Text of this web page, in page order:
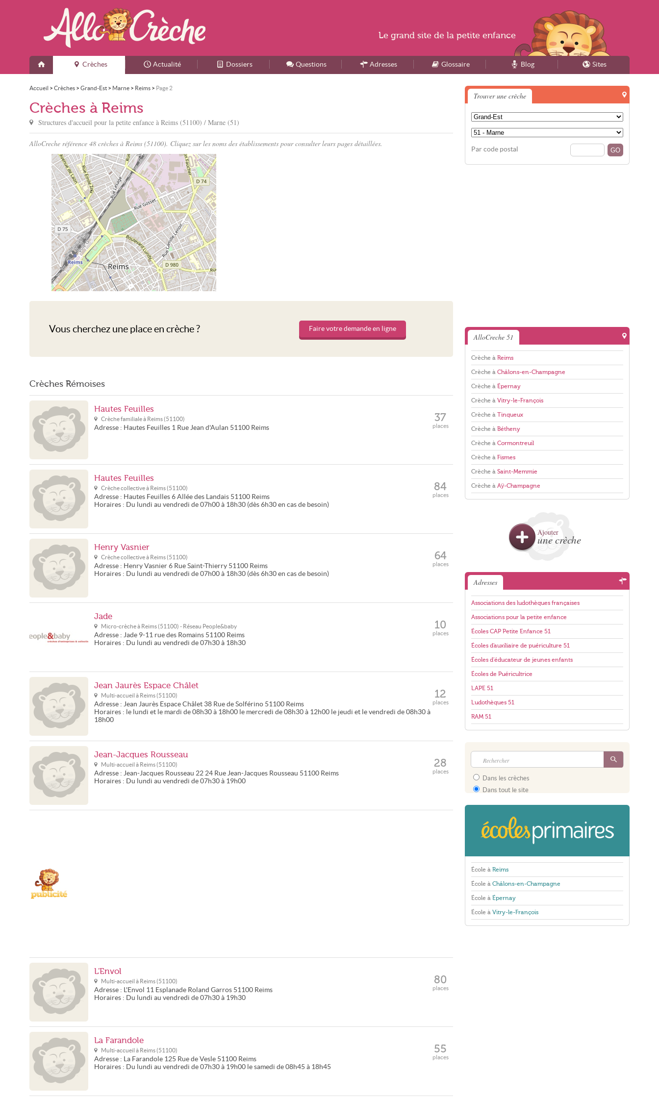
Accueil
Crèches Actualité Dossiers Questions Adresses Glossaire Blog Sites
Accueil > Crèches > Grand-Est > Marne > Reims > Page 2
Crèches à Reims
Structures d'accueil pour la petite enfance à Reims (51100) / Marne (51)
AlloCreche référence 48 crèches à Reims (51100). Cliquez sur les noms des établissements pour consulter leurs pages détaillées.
Vous cherchez une place en crèche ? Faire votre demande en ligne
Crèches Rémoises
Hautes Feuilles
Crèche familiale à Reims (51100)
Adresse : Hautes Feuilles 1 Rue Jean d'Aulan 51100 Reims
37
places
Hautes Feuilles
Crèche collective à Reims (51100)
Adresse : Hautes Feuilles 6 Allée des Landais 51100 Reims
Horaires : Du lundi au vendredi de 07h00 à 18h30 (dès 6h30 en cas de besoin)
84
places
Henry Vasnier
Crèche collective à Reims (51100)
Adresse : Henry Vasnier 6 Rue Saint-Thierry 51100 Reims
Horaires : Du lundi au vendredi de 07h00 à 18h30 (dès 6h30 en cas de besoin)
64
places
Jade
Micro-crèche à Reims (51100) - Réseau People&baby
Adresse : Jade 9-11 rue des Romains 51100 Reims
Horaires : Du lundi au vendredi de 07h30 à 18h30
10
places
Jean Jaurès Espace Châlet
Multi-accueil à Reims (51100)
Adresse : Jean Jaurès Espace Châlet 38 Rue de Solférino 51100 Reims
Horaires : le lundi et le mardi de 08h30 à 18h00 le mercredi de 08h30 à 12h00 le jeudi et le vendredi de 08h30 à
18h00
12
places
Jean-Jacques Rousseau
Multi-accueil à Reims (51100)
Adresse : Jean-Jacques Rousseau 22 24 Rue Jean-Jacques Rousseau 51100 Reims
Horaires : Du lundi au vendredi de 07h30 à 19h00
28
places
L'Envol
Multi-accueil à Reims (51100)
Adresse : L'Envol 11 Esplanade Roland Garros 51100 Reims
Horaires : Du lundi au vendredi de 07h30 à 19h30
80
places
La Farandole
Multi-accueil à Reims (51100)
Adresse : La Farandole 125 Rue de Vesle 51100 Reims
Horaires : Du lundi au vendredi de 07h30 à 19h00 le samedi de 08h45 à 18h45
55
places
Trouver une crèche
Par code postal
AlloCreche 51
Crèche à Reims
Crèche à Châlons-en-Champagne
Crèche à Épernay
Crèche à Vitry-le-François
Crèche à Tinqueux
Crèche à Bétheny
Crèche à Cormontreuil
Crèche à Fismes
Crèche à Saint-Memmie
Crèche à Aÿ-Champagne
Ajouter
une crèche
Adresses
Associations des ludothèques françaises
Associations pour la petite enfance
Écoles CAP Petite Enfance 51
Écoles d'auxiliaire de puériculture 51
Écoles d'éducateur de jeunes enfants
Écoles de Puéricultrice
LAPE 51
Ludothèques 51
RAM 51
Dans les crèches
Dans tout le site
École à Reims
École à Châlons-en-Champagne
École à Épernay
École à Vitry-le-François
Le grand site de la petite enfance